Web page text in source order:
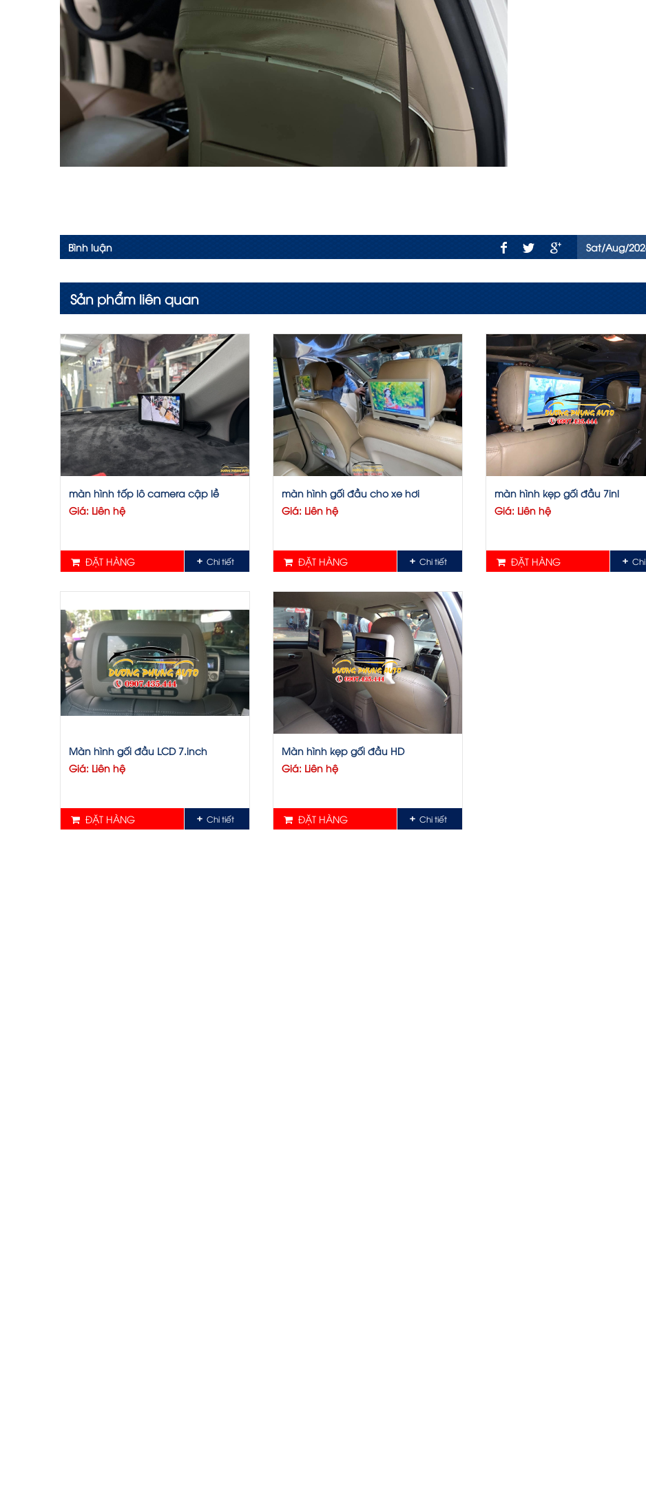
Bình luận Sat/Aug/
Sản phẩm liên quan
màn hình tốp lô camera cập lề
Giá: Liên hệ
ĐẶT HÀNG Chi tiết
màn hình gối đầu cho xe hơi
Giá: Liên hệ
ĐẶT HÀNG Chi tiết
màn hình kẹp gối đầu 7inl
Giá: Liên hệ
ĐẶT HÀNG
Màn hình gối đầu LCD 7.inch
Giá: Liên hệ
ĐẶT HÀNG Chi tiết
Màn hình kẹp gối đầu HD
Giá: Liên hệ
ĐẶT HÀNG Chi tiết